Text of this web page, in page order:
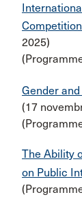
2025)
Gender
(17
The Ability
on Public